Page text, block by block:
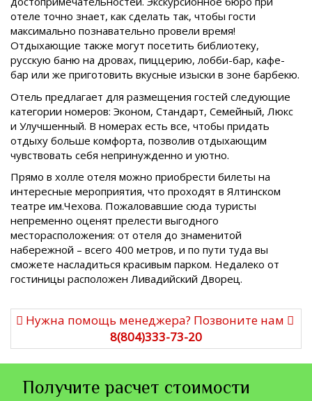
отеле точно знает, как сделать так, чтобы гости
максимально познавательно провели время!
Отдыхающие также могут посетить библиотеку,
русскую баню на дровах, пиццерию, лобби-бар, кафе-
бар или же приготовить вкусные изыски в зоне барбекю.
Отель предлагает для размещения гостей следующие
категории номеров: Эконом, Стандарт, Семейный, Люкс
и Улучшенный. В номерах есть все, чтобы придать
отдыху больше комфорта, позволив отдыхающим
чувствовать себя непринужденно и уютно.
Прямо в холле отеля можно приобрести билеты на
интересные мероприятия, что проходят в Ялтинском
театре им.Чехова. Пожаловавшие сюда туристы
непременно оценят прелести выгодного
месторасположения: от отеля до знаменитой
набережной – всего 400 метров, и по пути туда вы
сможете насладиться красивым парком. Недалеко от
гостиницы расположен Ливадийский Дворец.
Нужна помощь менеджера? Позвоните нам
8(804)333-73-20
Получите расчет стоимости